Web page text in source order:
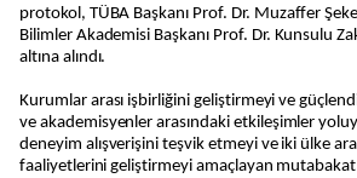
protokol, TÜBA Başkanı Prof. Dr. Muzaffer
Bilimler Akademisi Başkanı Prof. Dr. Kunsulu
altına alındı.
Kurumlar arası işbirliğini geliştirmeyi ve
ve akademisyenler arasındaki etkileşimler
deneyim alışverişini teşvik etmeyi ve iki ülke
faaliyetlerini geliştirmeyi amaçlayan mutabakat